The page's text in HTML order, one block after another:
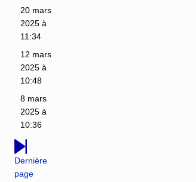
20 mars
2025 à
11:34
12 mars
2025 à
10:48
8 mars
2025 à
10:36
Dernière
page